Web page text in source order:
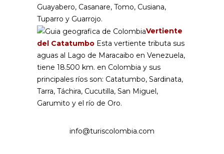
Guayabero, Casanare, Tomo, Cusiana,
Tuparro y Guarrojo.
Vertiente
del Catatumbo Esta vertiente tributa sus
aguas al Lago de Maracaibo en Venezuela,
tiene 18.500 km. en Colombia y sus
principales ríos son: Catatumbo, Sardinata,
Tarra, Táchira, Cucutilla, San Miguel,
Garumito y el río de Oro.
info@turiscolombia.com